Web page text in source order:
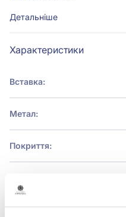
Детальніше
Характеристики
Вставка:
Метал:
Покриття: